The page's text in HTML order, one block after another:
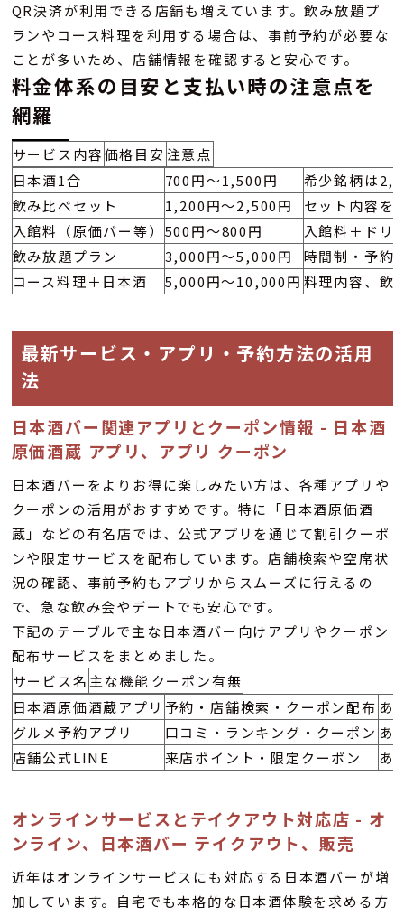
QR決済が利用できる店舗も増えています。飲み放題プ
ランやコース料理を利用する場合は、事前予約が必要な
ことが多いため、店舗情報を確認すると安心です。
料金体系の目安と支払い時の注意点を
網羅
サービス内容価格目安注意点
日本酒1合
700円〜1,500円
希少銘柄は
飲み比べセット
1,200円〜2,500円
セット内容を
入館料（原価バー等） 500円〜800円
入館料＋ドリ
飲み放題プラン
3,000円〜5,000円
時間制・予約
コース料理＋日本酒
5,000円〜10,000円 料理内容、飲
最新サービス・アプリ・予約方法の活用
法
日本酒バー関連アプリとクーポン情報 - 日本酒
原価酒蔵 アプリ、アプリ クーポン
日本酒バーをよりお得に楽しみたい方は、各種アプリや
クーポンの活用がおすすめです。特に「日本酒原価酒
蔵」などの有名店では、公式アプリを通じて割引クーポ
ンや限定サービスを配布しています。店舗検索や空席状
況の確認、事前予約もアプリからスムーズに行えるの
で、急な飲み会やデートでも安心です。
下記のテーブルで主な日本酒バー向けアプリやクーポン
配布サービスをまとめました。
サービス名 主な機能 クーポン有無
日本酒原価酒蔵アプリ 予約・店舗検索・クーポン配布 あ
グルメ予約アプリ
口コミ・ランキング・クーポン あ
店舗公式LINE
来店ポイント・限定クーポン あ
オンラインサービスとテイクアウト対応店 - オ
ンライン、日本酒バー テイクアウト、販売
近年はオンラインサービスにも対応する日本酒バーが増
加しています。自宅でも本格的な日本酒体験を求める方